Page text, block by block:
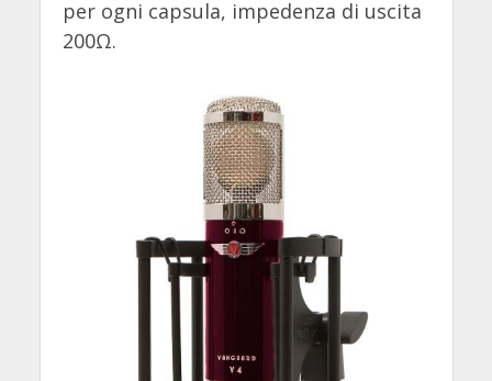
per ogni capsula, impedenza di uscita
200Ω.